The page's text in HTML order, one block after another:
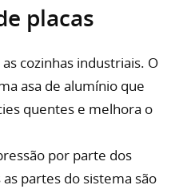
placas
cozinhas industriais. O
asa de alumínio que
quentes e melhora o
por parte dos
partes do sistema são